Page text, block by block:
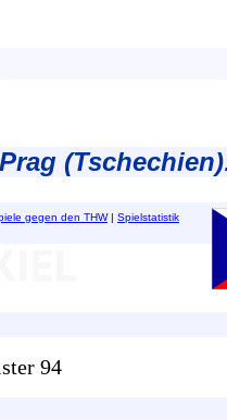
gegen den THW| Spielstatistik
94